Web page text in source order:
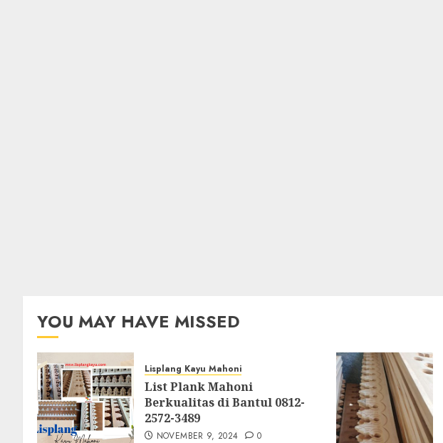
YOU MAY HAVE MISSED
Lisplang Kayu Mahoni
List Plank Mahoni
Berkualitas di Bantul 0812-
2572-3489
NOVEMBER 9, 2024 0